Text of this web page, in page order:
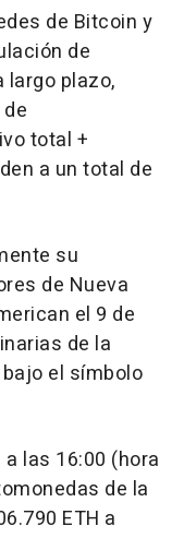
de Bitcoin y
de
largo plazo,
total +
a un total de
su
de Nueva
el 9 de
de la
el símbolo
las 16:00 (hora
de la
ETH a